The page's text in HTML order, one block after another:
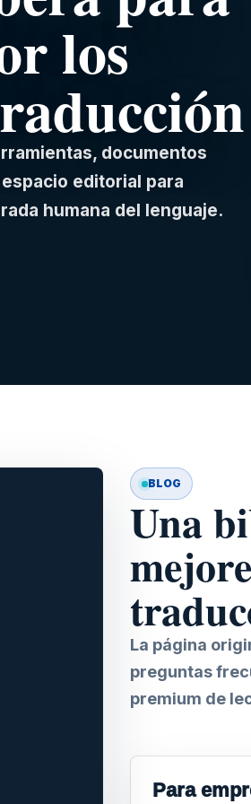
los
documentos
editorial para
humana del lenguaje.
BLOG
Una
La página
preguntas
premium de
Para